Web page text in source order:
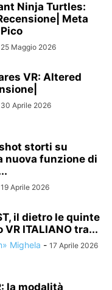
Ninja Turtles:
Meta
25 Maggio 2026
VR: Altered
30 Aprile 2026
storti su
nuova funzione di
19 Aprile 2026
il dietro le quinte
ITALIANO tra...
Mighela - 17 Aprile 2026
la modalità